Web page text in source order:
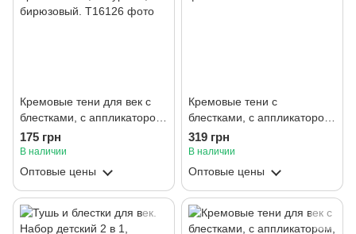
Кремовые тени для век с
блестками, с аппликатором,
детские и т. д. «Лукки»,
Цвета: синий, лазурный,
бирюзовый.
175 грн
В наличии
Оптовые цены
Кремовые тени с
блестками, с аппликатором,
детские и т. д. Lucky
319 грн
В наличии
Оптовые цены